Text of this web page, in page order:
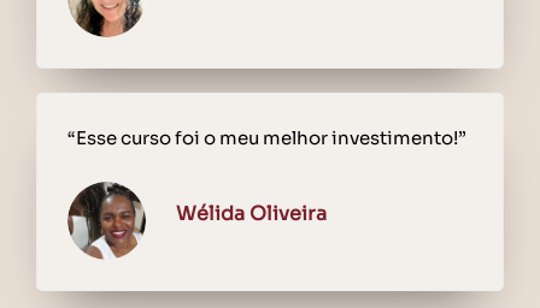
“Esse curso foi o meu melhor investimento!”
Wélida Oliveira